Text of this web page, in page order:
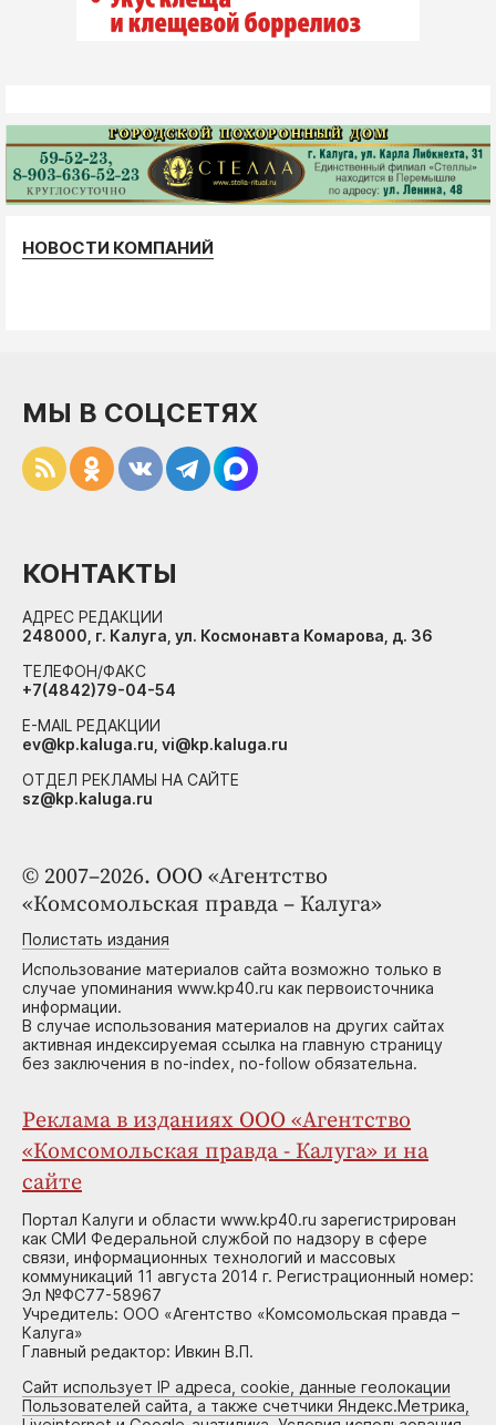
НОВОСТИ КОМПАНИЙ
© 2007–2026. ООО «Агентство
«Комсомольская правда – Калуга»
Полистать издания
Использование материалов сайта возможно только в
случае упоминания www.kp40.ru как первоисточника
информации.
В случае использования материалов на других сайтах
активная индексируемая ссылка на главную страницу
без заключения в no-index, no-follow обязательна.
Реклама в изданиях ООО «Агентство
«Комсомольская правда - Калуга» и на
сайте
Портал Калуги и области www.kp40.ru зарегистрирован
как СМИ Федеральной службой по надзору в сфере
связи, информационных технологий и массовых
коммуникаций 11 августа 2014 г. Регистрационный номер:
Эл №ФС77-58967
Учредитель: ООО «Агентство «Комсомольская правда –
Калуга»
Главный редактор: Ивкин В.П.
Сайт использует IP адреса, cookie, данные геолокации
Пользователей сайта, а также счетчики Яндекс.Метрика,
МЫ В СОЦСЕТЯХ
КОНТАКТЫ
АДРЕС РЕДАКЦИИ
248000, г. Калуга, ул. Космонавта Комарова, д. 36
ТЕЛЕФОН/ФАКС
+7(4842)79-04-54
E-MAIL РЕДАКЦИИ
ev@kp.kaluga.ru, vi@kp.kaluga.ru
ОТДЕЛ РЕКЛАМЫ НА САЙТЕ
sz@kp.kaluga.ru